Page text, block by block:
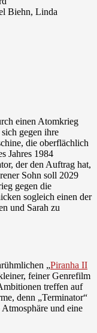
Biehn, Linda
einen Atomkrieg
gegen ihre
die oberflächlich
Jahres 1984
der den Auftrag hat,
Sohn soll 2029
gegen die
sogleich einen der
und Sarah zu
„Piranha II
feiner Genrefilm
treffen auf
denn „Terminator“
und eine